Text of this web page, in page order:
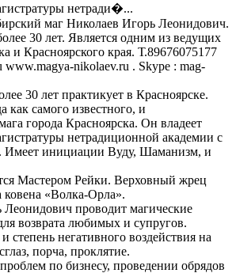
нетради�...
маг Николаев Игорь Леонидович.
30 лет. Является одним из ведущих
и Красноярского края. Т.89676075177
www.magya-nikolaev.ru . Skype : mag-
30 лет практикует в Красноярске.
как самого известного, и
города Красноярска. Он владеет
нетрадиционной академии с
инициации Вуду, Шаманизм, и
Мастером Рейки. Верховный жрец
«Волка-Орла».
проводит магические
возврата любимых и супругов.
степень негативного воздействия на
порча, проклятие.
по бизнесу, проведении обрядов